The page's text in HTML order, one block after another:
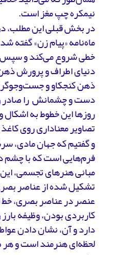
نیمکره چپ مغز است.
در بخش قبلی این مطلب،
ماه‌نامه «پیام زن» گفته
خطی شروع می‌کند و سپس
دنیای اطراف و پرورش
ذهن کنجکاو و
دست و چشمانش را صادر
روزها این خطوط به اشکال
تصاویر معناداری روی
و گفتیم که جهان مادی،
فرم‌هایی است که با
مبانی هنرهای تجسمی،
تشکیل شده از عناصر
عنصر در عناصر بصری، خط
کاربردی بودن، وظیفه
دارد و آن، نشان دادن
لحظه‌ای هنرمند است و